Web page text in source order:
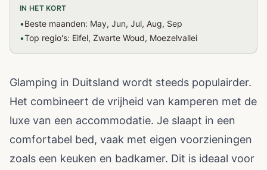
IN HET KORT
•Beste maanden: May, Jun, Jul, Aug, Sep
•Top regio's: Eifel, Zwarte Woud, Moezelvallei
Glamping in Duitsland wordt steeds populairder.
Het combineert de vrijheid van kamperen met de
luxe van een accommodatie. Je slaapt in een
comfortabel bed, vaak met eigen voorzieningen
zoals een keuken en badkamer. Dit is ideaal voor